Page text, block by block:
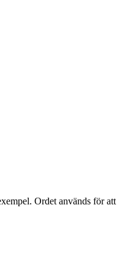
Ordet används för att